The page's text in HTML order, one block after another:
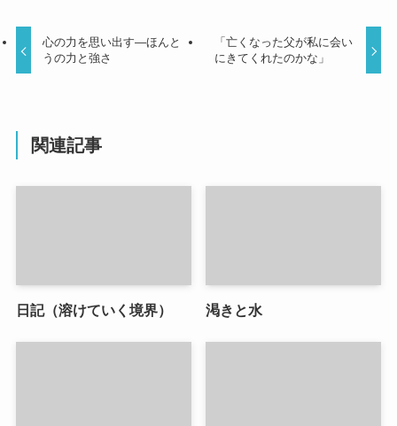
心の力を思い出す―ほんと
うの力と強さ
「亡くなった父が私に会い
にきてくれたのかな」
関連記事
日記（溶けていく境界） 渇きと水